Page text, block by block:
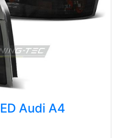
Audi A4